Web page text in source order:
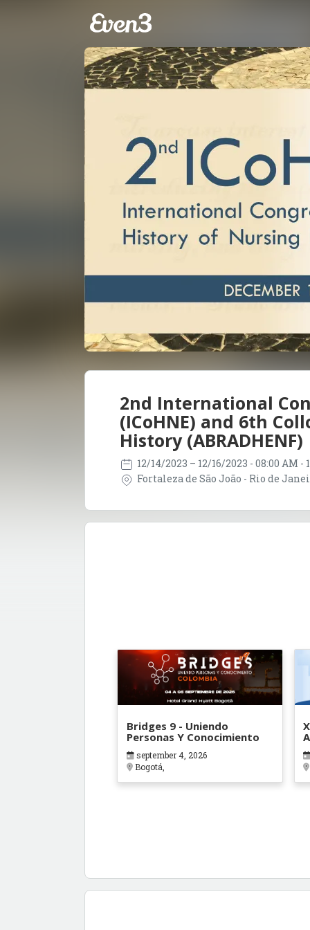
2nd International
(ICoHNE) and 6th
History (ABRADHENF)
12/14/2023 – 12/16/2023 - 08:00 AM -
Fortaleza de São João - Rio de
Bridges 9 - Uniendo
Personas Y Conocimiento
september 4, 2026
Bogotá,